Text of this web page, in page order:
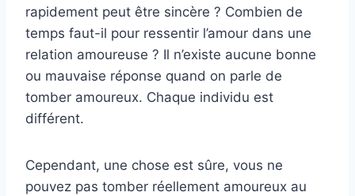
rapidement peut être sincère ? Combien de
temps faut-il pour ressentir l’amour dans une
relation amoureuse ? Il n’existe aucune bonne
ou mauvaise réponse quand on parle de
tomber amoureux. Chaque individu est
différent.
Cependant, une chose est sûre, vous ne
pouvez pas tomber réellement amoureux au